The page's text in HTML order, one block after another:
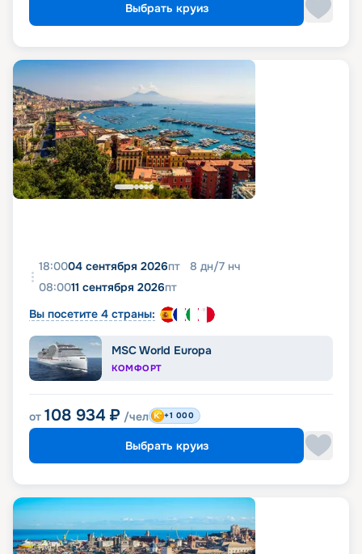
Выбрать круиз
18:0004 сентября 2026пт 8 дн/7 нч
08:0011 сентября 2026пт
Вы посетите 4 страны:
MSC World Europa
КОМФОРТ
от 108 934 ₽ /чел +1 000
Выбрать круиз